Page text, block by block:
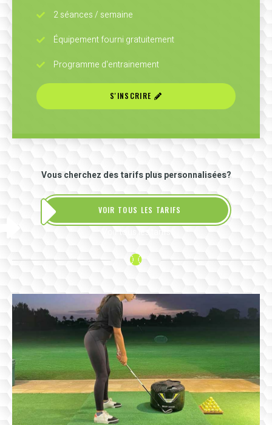
2 séances / semaine
Équipement fourni gratuitement
Programme d'entrainement
S'INSCRIRE
Vous cherchez des tarifs plus personnalisées?
VOIR TOUS LES TARIFS